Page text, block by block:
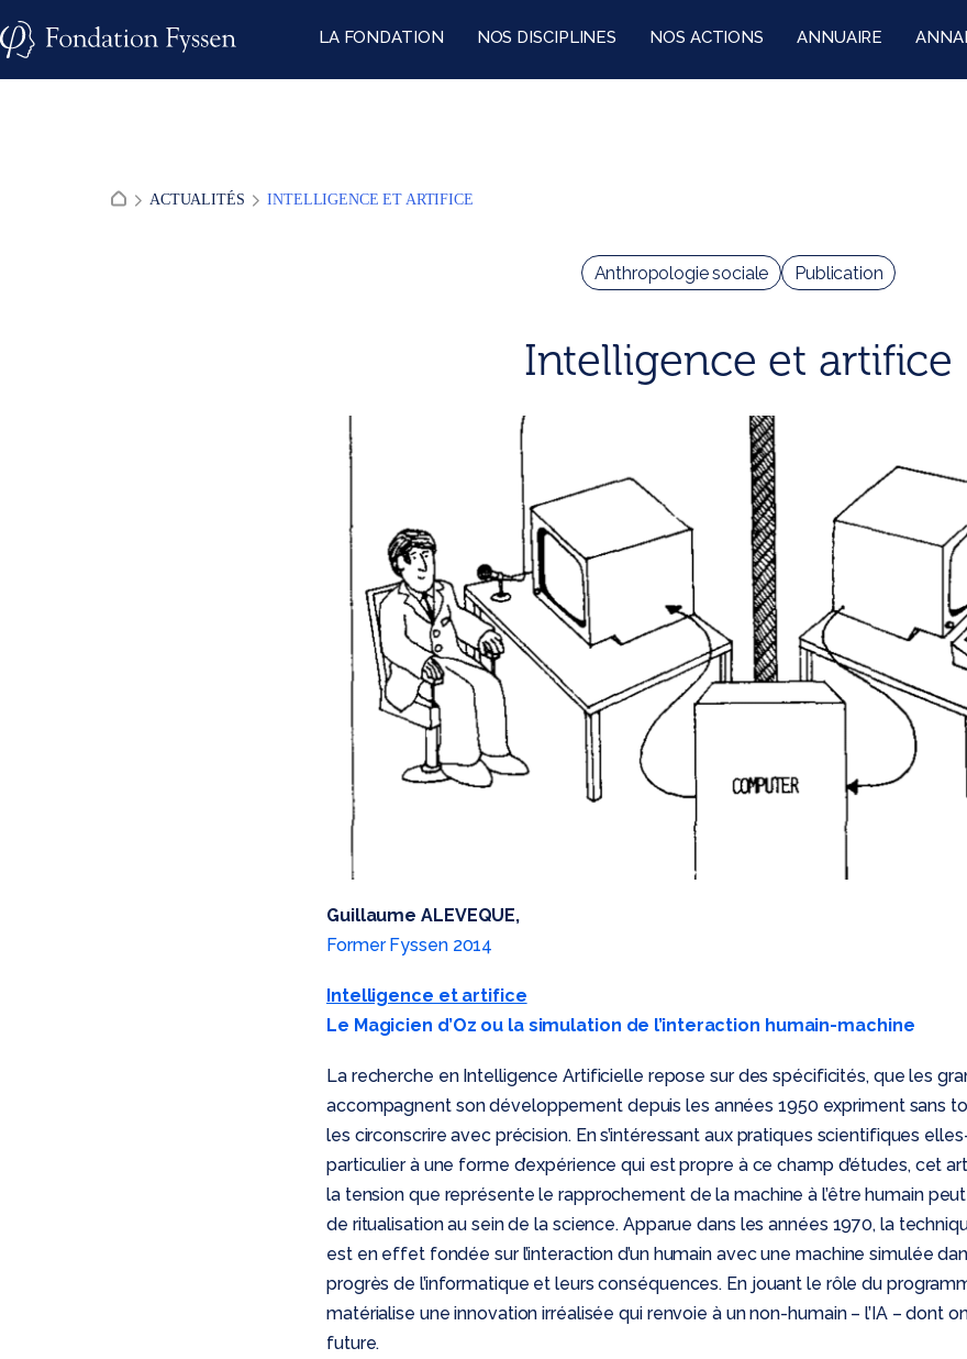
to
LA FONDATION NOS DISCIPLINES NOS ACTIONS ANNUAIRE
ACTUALITÉS INTELLIGENCE ET ARTIFICE
Anthropologie sociale Publication
Intelligence et artifice
Guillaume ALEVEQUE,
Former Fyssen 2014
Intelligence et artifice
Le Magicien d’Oz ou la simulation de l’interaction humain-machine
La recherche en Intelligence Artificielle repose sur des spécificités, que les
accompagnent son développement depuis les années 1950 expriment sans
les circonscrire avec précision. En s’intéressant aux pratiques scientifiques
particulier à une forme d’expérience qui est propre à ce champ d’études, cet
la tension que représente le rapprochement de la machine à l’être humain
de ritualisation au sein de la science. Apparue dans les années 1970, la
est en effet fondée sur l’interaction d’un humain avec une machine simulée
progrès de l’informatique et leurs conséquences. En jouant le rôle du
matérialise une innovation irréalisée qui renvoie à un non-humain – l’IA – dont
future.